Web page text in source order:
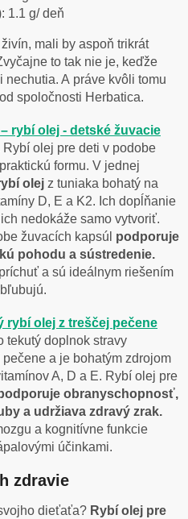
1.1 g/ deň
mali by aspoň trikrát
to tak nie je, keďže
A práve kvôli tomu
od spoločnosti Herbatica.
– rybí olej - detské žuvacie
olej pre deti v podobe
formu. V jednej
olej z tuniaka bohatý na
D, E a K2. Ich dopĺňanie
nedokáže samo vytvoriť.
žuvacích kapsúl podporuje
pohodu a sústredenie.
a sú ideálnym riešením
rybí olej z treščej pečene
tekutý doplnok stravy
a je bohatým zdrojom
A, D a E. Rybí olej pre
obranyschopnosť,
a udržiava zdravý zrak.
a kognitívne funkcie
účinkami.
zdravie
dieťaťa? Rybí olej pre